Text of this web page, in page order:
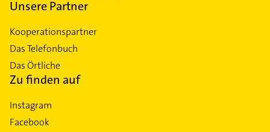
Unsere Partner
Kooperationspartner
Das Telefonbuch
Das Örtliche
Zu finden auf
Instagram
Facebook